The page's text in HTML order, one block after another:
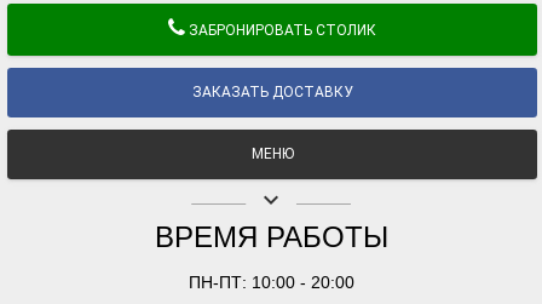
ЗАБРОНИРОВАТЬ СТОЛИК
ЗАКАЗАТЬ ДОСТАВКУ
МЕНЮ
keyboard_arrow_down
ВРЕМЯ РАБОТЫ
ПН-ПТ: 10:00 - 20:00